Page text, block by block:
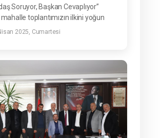
Soruyor, Başkan Cevaplıyor”
toplantımızın ilkini yoğun
gerçekleştirdik.
kapsayan programda
bir araya geldik.
2025, Cumartesi